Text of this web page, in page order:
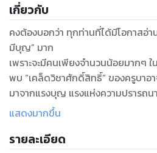
เกี่ยวกับ
คงต้องบอกว่า ทุกท่านที่ได้มีโอกาสอ่า
มีบุญ” มาก
เพราะจะมีคนเพียงจำนวนน้อยมากๆ
พบ “เคล็ดวิชาศักดิ์สิทธิ์” ของครูบาอ
มาจากแรงบุญ แรงแห่งความปรารถ
ทำ เพื่อส่งผลให้ตนเองและครอบครัว
พลังบุญหนุน
แสดงมากขึ้น
รายละเอียด